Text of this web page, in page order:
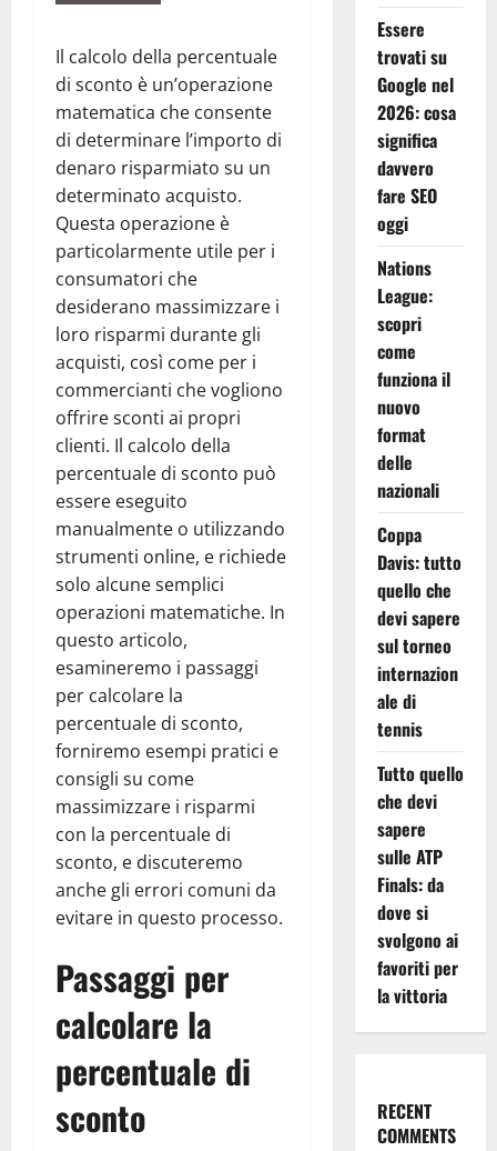
Il calcolo della percentuale
di sconto è un’operazione
matematica che consente
di determinare l’importo di
denaro risparmiato su un
determinato acquisto.
Questa operazione è
particolarmente utile per i
consumatori che
desiderano massimizzare i
loro risparmi durante gli
acquisti, così come per i
commercianti che vogliono
offrire sconti ai propri
clienti. Il calcolo della
percentuale di sconto può
essere eseguito
manualmente o utilizzando
strumenti online, e richiede
solo alcune semplici
operazioni matematiche. In
questo articolo,
esamineremo i passaggi
per calcolare la
percentuale di sconto,
forniremo esempi pratici e
consigli su come
massimizzare i risparmi
con la percentuale di
sconto, e discuteremo
anche gli errori comuni da
evitare in questo processo.
Passaggi per
calcolare la
percentuale di
sconto
Essere
trovati su
Google nel
2026: cosa
significa
davvero
fare SEO
oggi
Nations
League:
scopri
come
funziona il
nuovo
format
delle
nazionali
Coppa
Davis: tutto
quello che
devi sapere
sul torneo
internazion
ale di
tennis
Tutto quello
che devi
sapere
sulle ATP
Finals: da
dove si
svolgono ai
favoriti per
la vittoria
RECENT
COMMENTS